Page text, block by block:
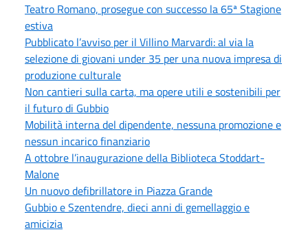
Teatro Romano, prosegue con successo la 65ª Stagione
estiva
Pubblicato l’avviso per il Villino Marvardi: al via la
selezione di giovani under 35 per una nuova impresa di
produzione culturale
Non cantieri sulla carta, ma opere utili e sostenibili per
il futuro di Gubbio
Mobilità interna del dipendente, nessuna promozione e
nessun incarico finanziario
A ottobre l’inaugurazione della Biblioteca Stoddart-
Malone
Un nuovo defibrillatore in Piazza Grande
Gubbio e Szentendre, dieci anni di gemellaggio e
amicizia